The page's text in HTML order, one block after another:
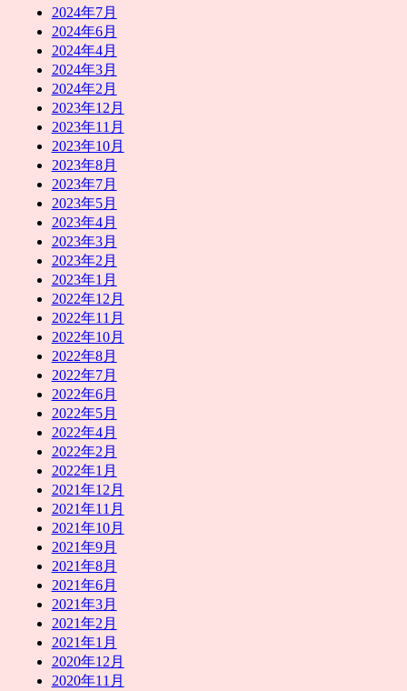
2024年7月
2024年6月
2024年4月
2024年3月
2024年2月
2023年12月
2023年11月
2023年10月
2023年8月
2023年7月
2023年5月
2023年4月
2023年3月
2023年2月
2023年1月
2022年12月
2022年11月
2022年10月
2022年8月
2022年7月
2022年6月
2022年5月
2022年4月
2022年2月
2022年1月
2021年12月
2021年11月
2021年10月
2021年9月
2021年8月
2021年6月
2021年3月
2021年2月
2021年1月
2020年12月
2020年11月